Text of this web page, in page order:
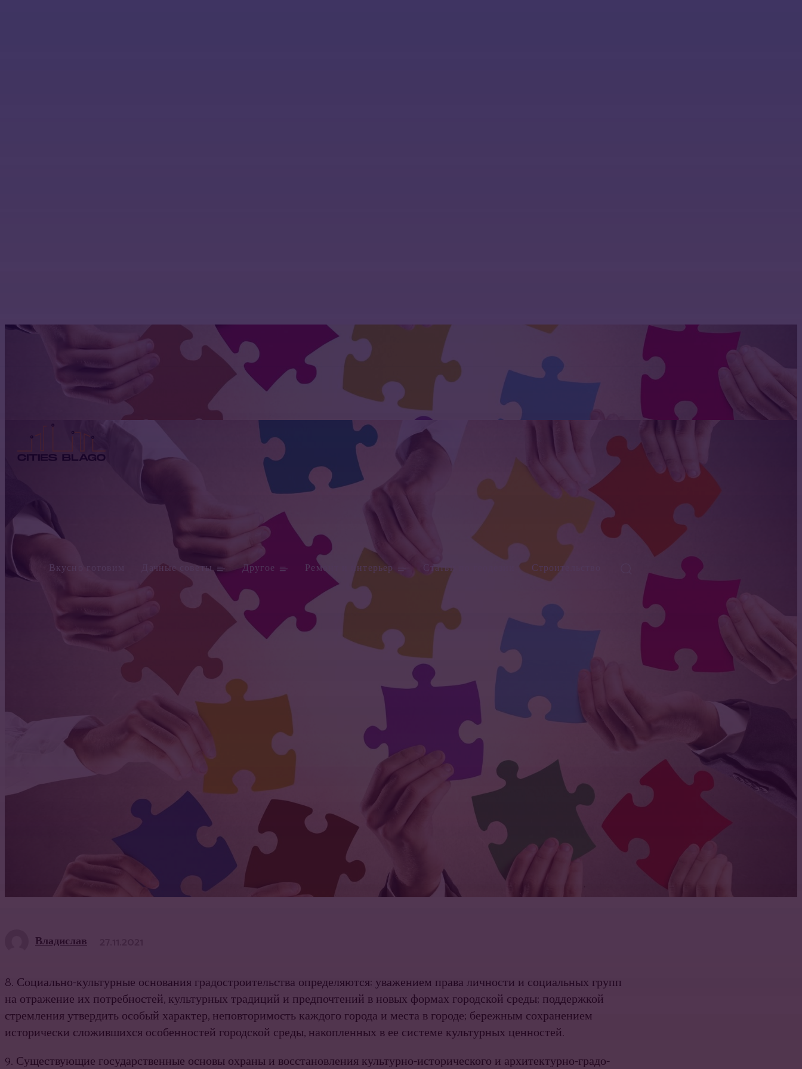
Вкусно готовим Дачные советы Другое Ремонт и интерьер Статьи по геодезии Строительство
Владислав
8. Социально-культурные основания градостроительства определяются: уважением права личности и социальных групп
на отражение их потребностей, культурных традиций и предпочте­ний в новых формах городской среды; поддержкой
стремления утвердить особый характер, неповторимость каждого города и места в городе; бережным сохранением
исторически сложивших­ся особенностей городской среды, накопленных в ее системе культурных ценностей.
9. Существующие государственные основы охраны и вос­становления культурно-исторического и архитектурно-градо­